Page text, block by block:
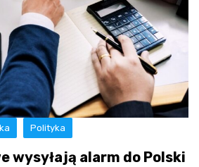
Polityka
wysyłają alarm do Polski